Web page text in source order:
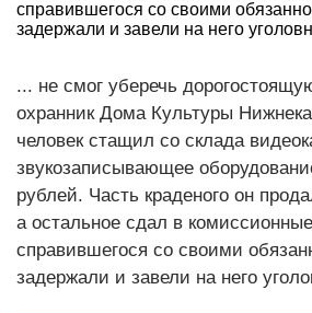
справившегося со своими
задержали и завели на него
... не смог уберечь
охранник Дома Культуры
человек стащил со склада
звукозаписывающее
рублей. Часть краденого он
а остальное сдал в
справившегося со своими
задержали и завели на него